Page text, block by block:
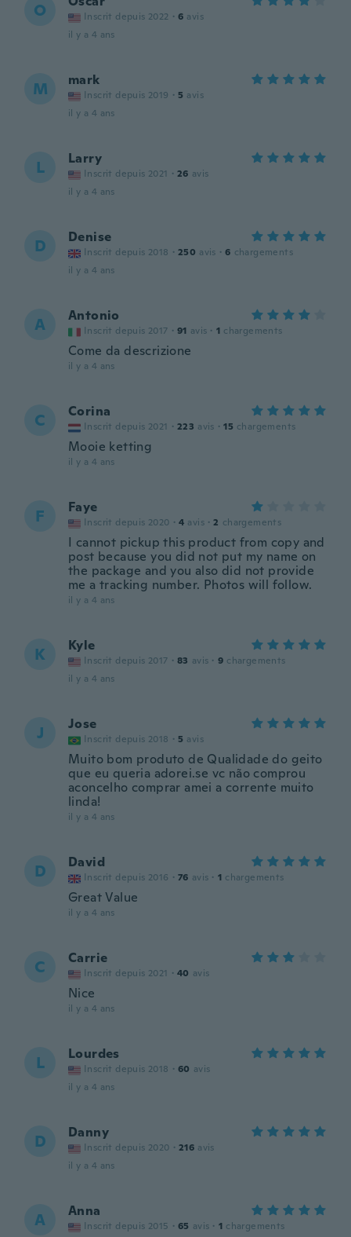
O Inscrit depuis 2022 · 6 avis
il y a 4 ans
M mark
Inscrit depuis 2019 · 5 avis
il y a 4 ans
L Larry
Inscrit depuis 2021 · 26 avis
il y a 4 ans
D Denise
Inscrit depuis 2018 · 250 avis · 6 chargements
il y a 4 ans
A Antonio
Inscrit depuis 2017 · 91 avis · 1 chargements
Come da descrizione
il y a 4 ans
C Corina
Inscrit depuis 2021 · 223 avis · 15 chargements
Mooie ketting
il y a 4 ans
F Faye
Inscrit depuis 2020 · 4 avis · 2 chargements
I cannot pickup this product from copy and
post because you did not put my name on
the package and you also did not provide
me a tracking number. Photos will follow.
il y a 4 ans
K Kyle
Inscrit depuis 2017 · 83 avis · 9 chargements
il y a 4 ans
J Jose
Inscrit depuis 2018 · 5 avis
Muito bom produto de Qualidade do geito
que eu queria adorei.se vc não comprou
aconcelho comprar amei a corrente muito
linda!
il y a 4 ans
D David
Inscrit depuis 2016 · 76 avis · 1 chargements
Great Value
il y a 4 ans
C Carrie
Inscrit depuis 2021 · 40 avis
Nice
il y a 4 ans
L Lourdes
Inscrit depuis 2018 · 60 avis
il y a 4 ans
D Danny
Inscrit depuis 2020 · 216 avis
il y a 4 ans
A Anna
Inscrit depuis 2015 · 65 avis · 1 chargements